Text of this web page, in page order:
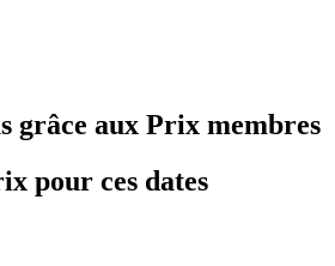
grâce aux Prix membres
pour ces dates